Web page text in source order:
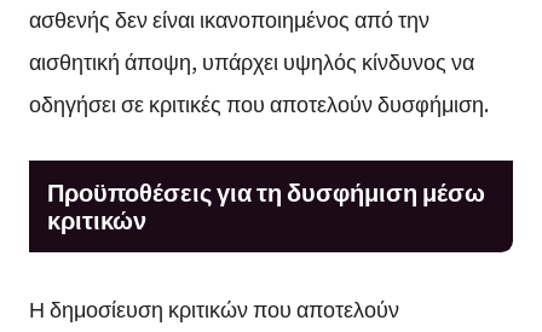
ασθενής δεν είναι ικανοποιημένος από την
αισθητική άποψη, υπάρχει υψηλός κίνδυνος να
οδηγήσει σε κριτικές που αποτελούν δυσφήμιση.
Προϋποθέσεις για τη δυσφήμιση μέσω
κριτικών
Η δημοσίευση κριτικών που αποτελούν